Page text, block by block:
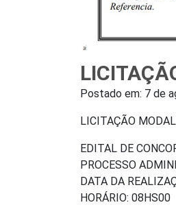
Postado em: 7 de
LICITAÇÃO
EDITAL DE
PROCESSO
DATA DA
HORÁRIO: 08HS00